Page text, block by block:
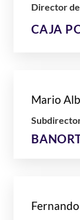
Director
CAJA
Mario